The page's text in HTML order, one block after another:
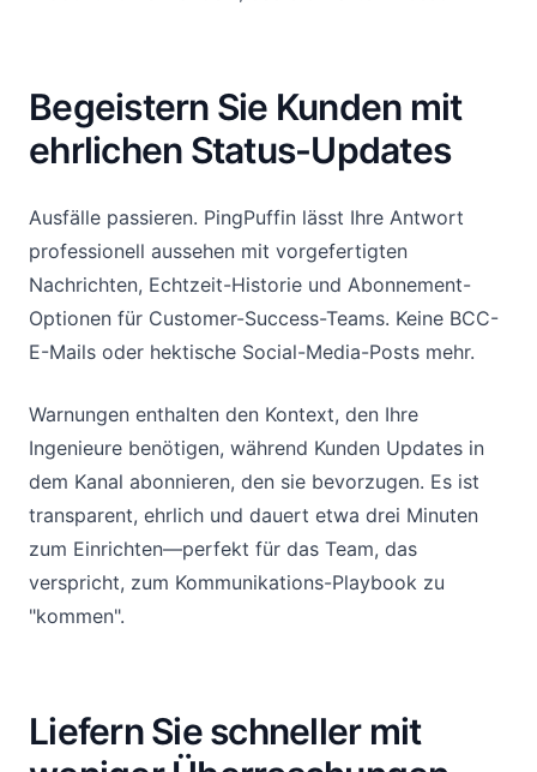
Begeistern Sie Kunden mit
ehrlichen Status-Updates
Ausfälle passieren. PingPuffin lässt Ihre Antwort
professionell aussehen mit vorgefertigten
Nachrichten, Echtzeit-Historie und Abonnement-
Optionen für Customer-Success-Teams. Keine BCC-
E-Mails oder hektische Social-Media-Posts mehr.
Warnungen enthalten den Kontext, den Ihre
Ingenieure benötigen, während Kunden Updates in
dem Kanal abonnieren, den sie bevorzugen. Es ist
transparent, ehrlich und dauert etwa drei Minuten
zum Einrichten—perfekt für das Team, das
verspricht, zum Kommunikations-Playbook zu
"kommen".
Liefern Sie schneller mit